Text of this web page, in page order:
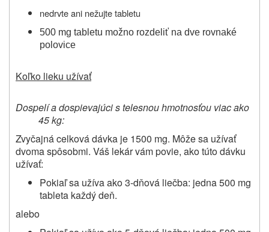
nedrvte ani nežujte tabletu
500 mg tabletu možno rozdeliť na dve rovnaké
polovice
Koľko lieku užívať
Dospelí a dospievajúci s telesnou hmotnosťou viac ako
45 kg:
Zvyčajná celková dávka je 1500 mg. Môže sa užívať
dvoma spôsobmi. Váš lekár vám povie, ako túto dávku
užívať:
Pokiaľ sa užíva ako 3-dňová liečba: jedna 500 mg
tableta každý deň.
alebo